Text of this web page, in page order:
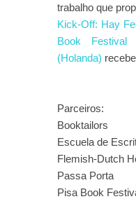
trabalho que
Kick-Off: Hay
Book Festival
(Holanda)
Parceiros:
Booktailors
Escuela de
Flemish-Dutch
Passa Porta
Pisa Book